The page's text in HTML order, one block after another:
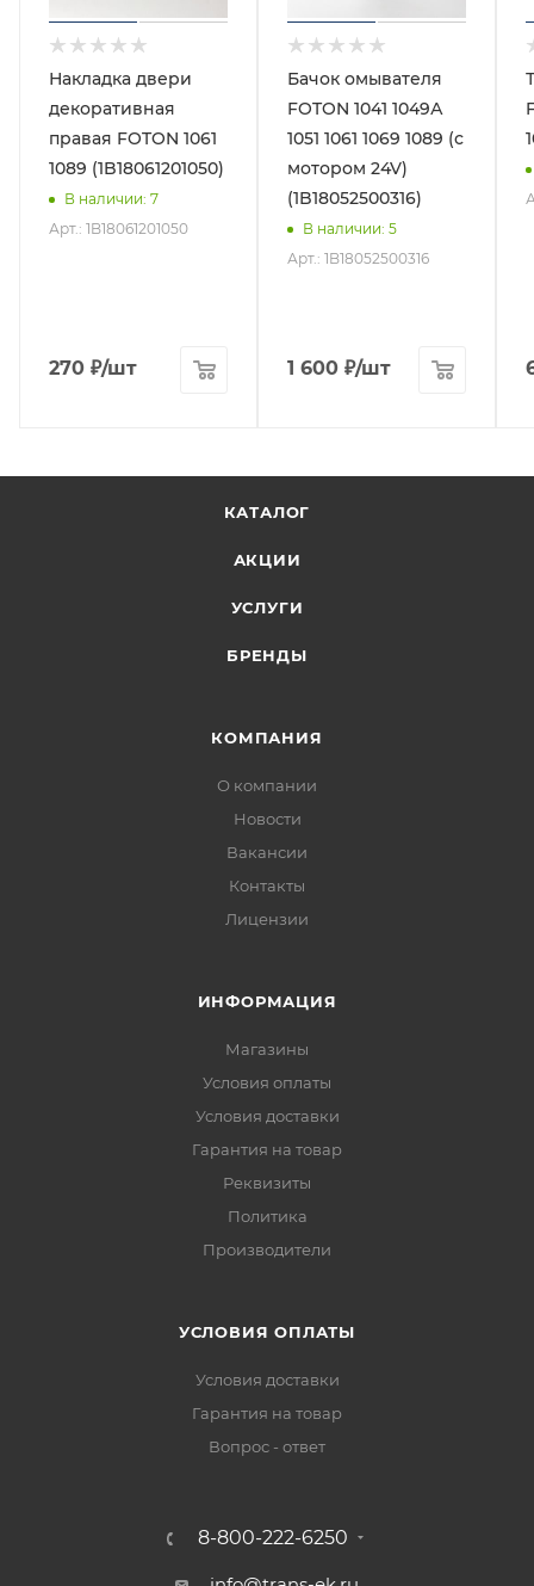
Накладка двери
декоративная
правая FOTON 1061
1089 (1B18061201050)
В наличии: 7
Арт.: 1B18061201050
270 ₽/шт
Бачок омывателя
FOTON 1041 1049А
1051 1061 1069 1089 (с
мотором 24V)
(1B18052500316)
В наличии: 5
Арт.: 1B18052500316
1 600 ₽/шт
КАТАЛОГ
АКЦИИ
УСЛУГИ
БРЕНДЫ
КОМПАНИЯ
О компании
Новости
Вакансии
Контакты
Лицензии
ИНФОРМАЦИЯ
Магазины
Условия оплаты
Условия доставки
Гарантия на товар
Реквизиты
Политика
Производители
УСЛОВИЯ ОПЛАТЫ
Условия доставки
Гарантия на товар
Вопрос - ответ
8-800-222-6250